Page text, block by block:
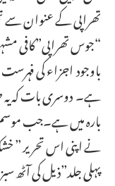
تھراپی کے عنوان سے
“جوس تھراپی”کافی
باوجود اجزاء کی
ہے۔ دوسری بات کہ
بارہ میں ہے۔جب
نے اپنی اس تحریر ”
پہلی جلد”ذیل کی آٹھ